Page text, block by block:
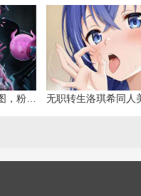
明日方舟终末地伊冯同人美图，粉毛恶魔伊冯